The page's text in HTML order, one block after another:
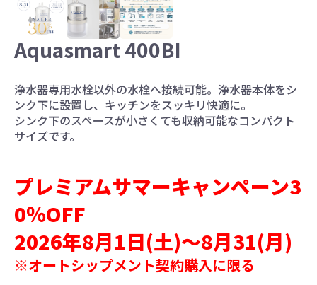
お水ブログ
新規会員登録 ログイン
Aquasmart 400BI
浄水器専用水栓以外の水栓へ接続可能。浄水器本体をシ
ンク下に設置し、キッチンをスッキリ快適に。
シンク下のスペースが小さくても収納可能なコンパクト
サイズです。
プレミアムサマーキャンペーン3
0％OFF
2026年8月1日(土)～8月31(月)
※オートシップメント契約購入に限る